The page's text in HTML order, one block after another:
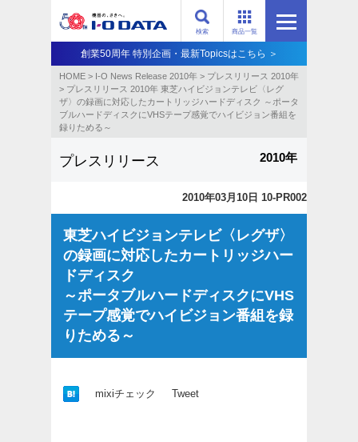
商品一覧
検索
創業50周年 特別企画・最新Topicsはこちら ＞
HOME > I-O News Release 2010年 > プレスリリース 2010年
> プレスリリース 2010年 東芝ハイビジョンテレビ〈レグ
ザ〉の録画に対応したカートリッジハードディスク ～ポータ
ブルハードディスクにVHSテープ感覚でハイビジョン番組を
録りためる～
プレスリリース 2010年
2010年03月10日 10-PR002
東芝ハイビジョンテレビ〈レグザ〉
の録画に対応したカートリッジハー
ドディスク
～ポータブルハードディスクにVHS
テープ感覚でハイビジョン番組を録
りためる～
mixiチェック Tweet